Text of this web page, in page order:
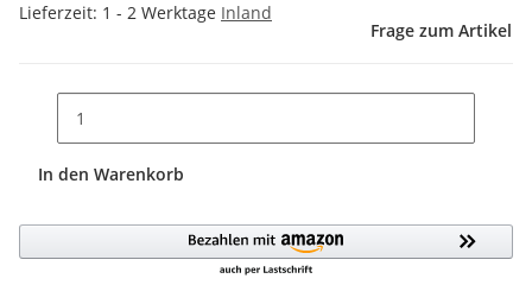
Lieferzeit: 1 - 2 Werktage Inland
Frage zum Artikel
In den Warenkorb